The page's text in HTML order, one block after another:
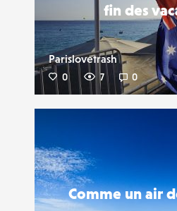
fin des
Parislovetrash
0 7 0
Comme un air